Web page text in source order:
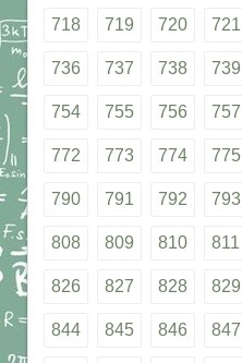
718 719 720 721
736 737 738 739
754 755 756 757
772 773 774 775
790 791 792 793
808 809 810 811
826 827 828 829
844 845 846 847